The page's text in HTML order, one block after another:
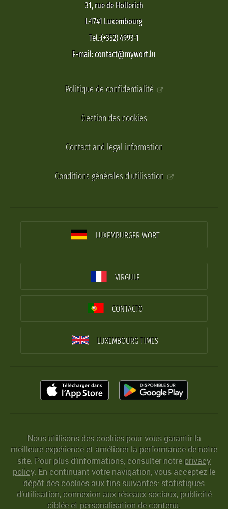
31, rue de Hollerich
L-1741 Luxembourg
Tel.:(+352) 4993-1
E-mail: contact@mywort.lu
Politique de confidentialité
Gestion des cookies
Contact and legal information
Conditions générales d'utilisation
LUXEMBURGER WORT
VIRGULE
CONTACTO
LUXEMBOURG TIMES
Nous utilisons des cookies pour vous garantir la
meilleure expérience et améliorer la performance de notre
site. Pour plus d’informations, consulter notreprivacy
policy. En continuant votre navigation, vous acceptez le
dépôt des cookies aux fins suivantes: statistiques
d’utilisation, connexion aux réseaux sociaux, publicité
ciblée et personalisation de contenu.